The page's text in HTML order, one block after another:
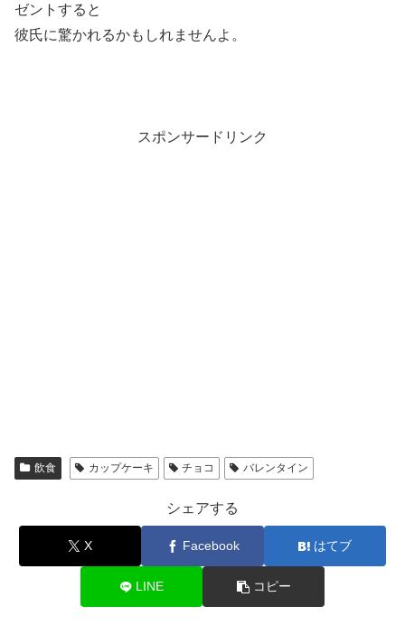
ゼントすると
彼氏に驚かれるかもしれませんよ。
スポンサードリンク
飲食 カップケーキ チョコ バレンタイン
シェアする
X Facebook はてブ
LINE コピー